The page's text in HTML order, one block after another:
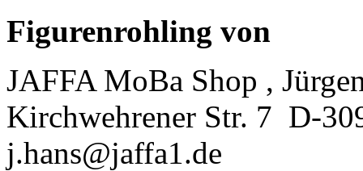
Figurenrohling von
JAFFA MoBa Shop ,
Kirchwehrener Str. 7 D-
j.hans@jaffa1.de